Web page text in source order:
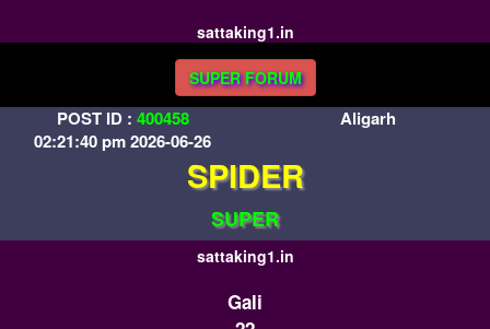
sattaking1.in
SUPER FORUM
POST ID : 400458
02:21:40 pm 2026-06-26
Aligarh
SPIDER
SUPER
sattaking1.in
Gali